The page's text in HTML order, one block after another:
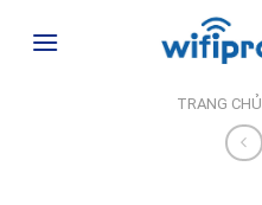
TRANG CHỦ